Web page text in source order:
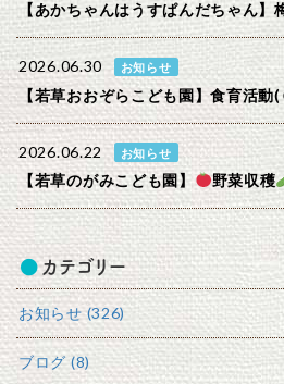
【あかちゃんはうすぱんだちゃん】
2026.06.30 お知らせ
【若草おおぞらこども園】食育活動
2026.06.22 お知らせ
【若草のがみこども園】 野菜収穫
カテゴリー
お知らせ (326)
ブログ (8)